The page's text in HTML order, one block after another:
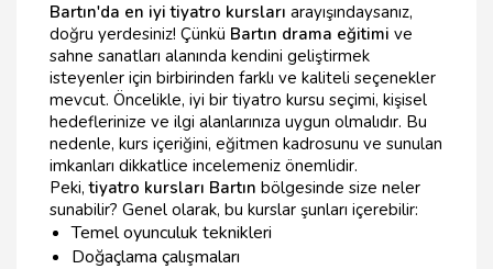
Bartın'da en iyi tiyatro kursları arayışındaysanız,
doğru yerdesiniz! Çünkü Bartın drama eğitimi ve
sahne sanatları alanında kendini geliştirmek
isteyenler için birbirinden farklı ve kaliteli seçenekler
mevcut. Öncelikle, iyi bir tiyatro kursu seçimi, kişisel
hedeflerinize ve ilgi alanlarınıza uygun olmalıdır. Bu
nedenle, kurs içeriğini, eğitmen kadrosunu ve sunulan
imkanları dikkatlice incelemeniz önemlidir.
Peki,tiyatro kursları Bartın bölgesinde size neler
sunabilir? Genel olarak, bu kurslar şunları içerebilir:
Temel oyunculuk teknikleri
Doğaçlama çalışmaları